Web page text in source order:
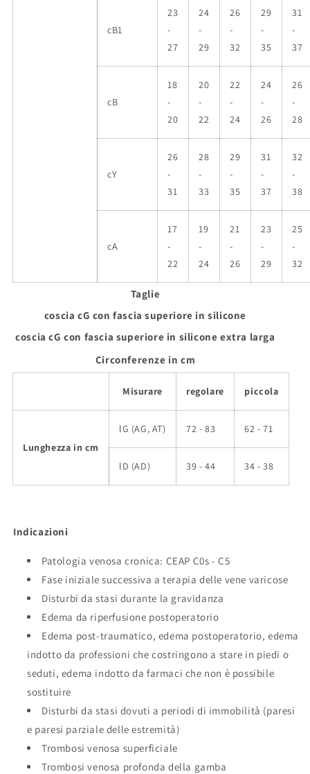
cB1
23
-
27
24
-
29
26
-
32
29
-
35
31
-
37
cB
18
-
20
20
-
22
22
-
24
24
-
26
26
-
28
cY
26
-
31
28
-
33
29
-
35
31
-
37
32
-
38
cA
17
-
22
19
-
24
21
-
26
23
-
29
25
-
32
Taglie
coscia cG con fascia superiore in silicone
coscia cG con fascia superiore in silicone extra larga
Circonferenze in cm
Misurare regolare piccola
Lunghezza in cm
lG (AG, AT) 72 - 83 62 - 71
lD (AD) 39 - 44 34 - 38
Indicazioni
Patologia venosa cronica: CEAP C0s - C5
Fase iniziale successiva a terapia delle vene varicose
Disturbi da stasi durante la gravidanza
Edema da riperfusione postoperatorio
Edema post-traumatico, edema postoperatorio, edema
indotto da professioni che costringono a stare in piedi o
seduti, edema indotto da farmaci che non è possibile
sostituire
Disturbi da stasi dovuti a periodi di immobilità (paresi
e paresi parziale delle estremità)
Trombosi venosa superficiale
Trombosi venosa profonda della gamba